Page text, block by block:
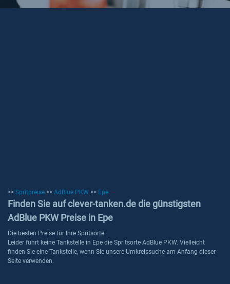
>> Spritpreise >> AdBlue PKW >> Epe
Finden Sie auf clever-tanken.de die günstigsten
AdBlue PKW Preise in Epe
Die besten Preise für Ihre Spritsorte:
Leider führt keine Tankstelle in Epe die Spritsorte AdBlue PKW. Vielleicht
finden Sie eine Tankstelle, wenn Sie unsere Umkreissuche am Anfang dieser
Seite verwenden.